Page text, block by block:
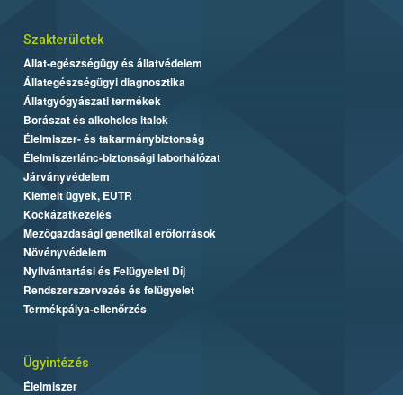
Szakterületek
Állat-egészségügy és állatvédelem
Állategészségügyi diagnosztika
Állatgyógyászati termékek
Borászat és alkoholos italok
Élelmiszer- és takarmánybiztonság
Élelmiszerlánc-biztonsági laborhálózat
Járványvédelem
Kiemelt ügyek, EUTR
Kockázatkezelés
Mezőgazdasági genetikai erőforrások
Növényvédelem
Nyilvántartási és Felügyeleti Díj
Rendszerszervezés és felügyelet
Termékpálya-ellenőrzés
Ügyintézés
Élelmiszer